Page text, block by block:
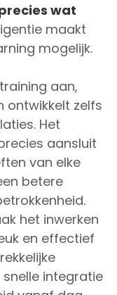
wat
maakt
mogelijk.
aan,
ontwikkelt zelfs
Het
aansluit
van elke
betere
het inwerken
en effectief
integratie